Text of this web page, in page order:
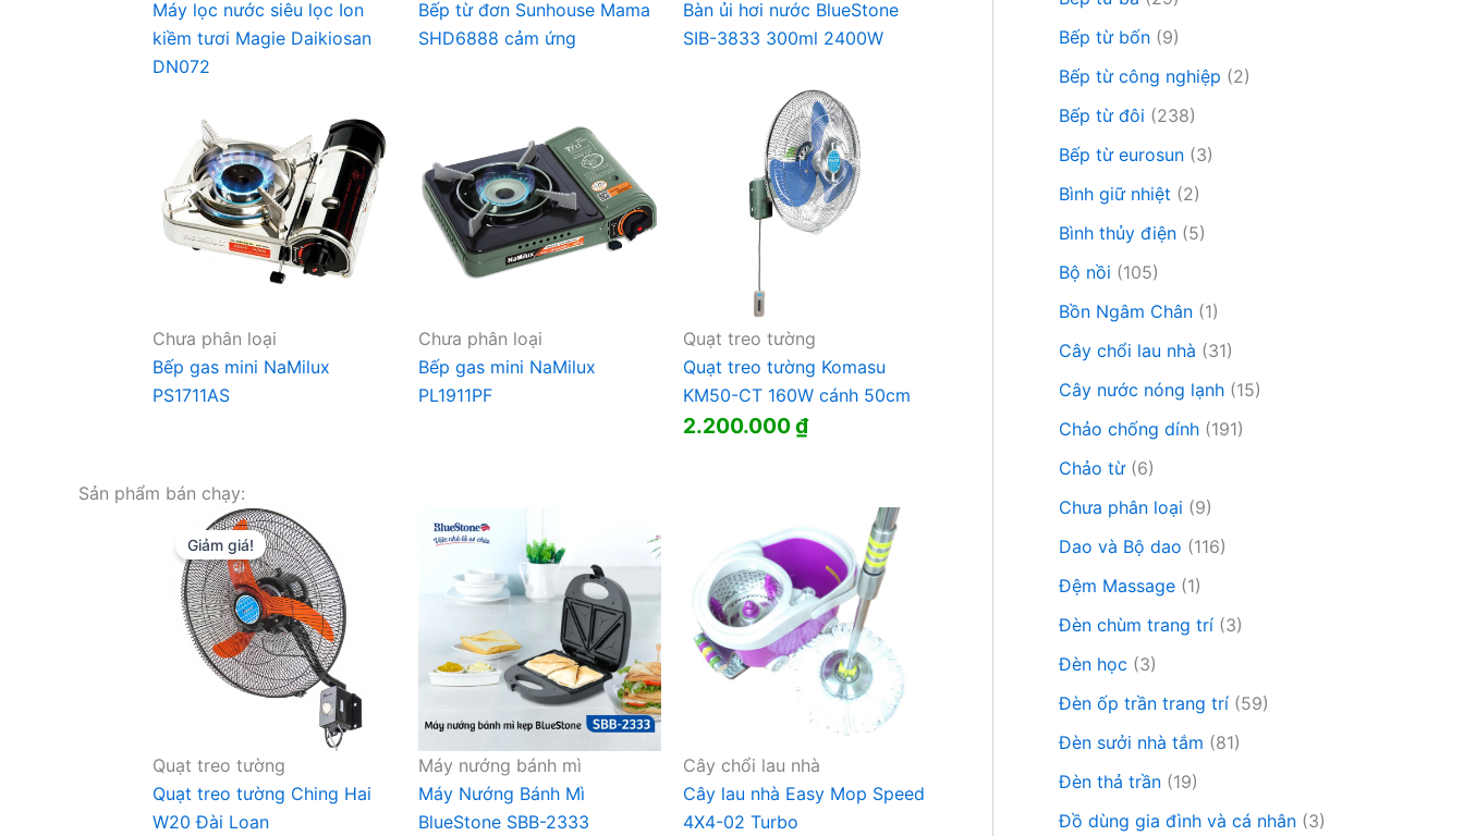
Máy lọc nước siêu lọc Ion
kiềm tươi Magie Daikiosan
DN072
Bếp từ đơn Sunhouse Mama
SHD6888 cảm ứng
Bàn ủi hơi nước BlueStone
SIB-3833 300ml 2400W
Chưa phân loại
Bếp gas mini NaMilux
PS1711AS
Chưa phân loại
Bếp gas mini NaMilux
PL1911PF
Quạt treo tường
Quạt treo tường Komasu
KM50-CT 160W cánh 50cm
2.200.000₫
Sản phẩm bán chạy:
Giảm giá!
Quạt treo tường
Quạt treo tường Ching Hai
W20 Đài Loan
Máy nướng bánh mì
Máy Nướng Bánh Mì
BlueStone SBB-2333
Cây chổi lau nhà
Cây lau nhà Easy Mop Speed
4X4-02 Turbo
Bếp từ bốn (9)
Bếp từ công nghiệp (2)
Bếp từ đôi (238)
Bếp từ eurosun (3)
Bình giữ nhiệt (2)
Bình thủy điện (5)
Bộ nồi (105)
Bồn Ngâm Chân (1)
Cây chổi lau nhà (31)
Cây nước nóng lạnh (15)
Chảo chống dính (191)
Chảo từ (6)
Chưa phân loại (9)
Dao và Bộ dao (116)
Đệm Massage (1)
Đèn chùm trang trí (3)
Đèn học (3)
Đèn ốp trần trang trí (59)
Đèn sưởi nhà tắm (81)
Đèn thả trần (19)
Đồ dùng gia đình và cá nhân (3)